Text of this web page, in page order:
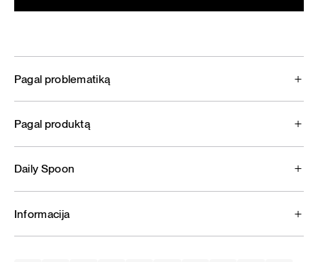
Pagal problematiką
Pagal produktą
Daily Spoon
Informacija